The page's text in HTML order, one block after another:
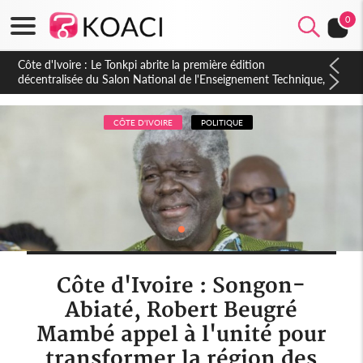
0
Côte d'Ivoire : PPA-CI, Gbagbo délègue une partie de ses
prérogatives de président à 05 cadres, vers sa retraite
politique ?
CÔTE D'IVOIRE POLITIQUE
Côte d'Ivoire : Songon-
Abiaté, Robert Beugré
Mambé appel à l'unité pour